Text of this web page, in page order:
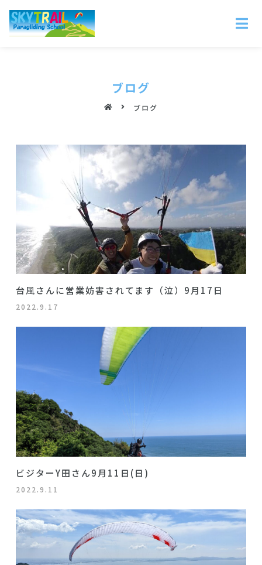
ブログ
ブログ
台風さんに営業妨害されてます（泣）9月17日
2022.9.17
ビジターY田さん9月11日(日)
2022.9.11